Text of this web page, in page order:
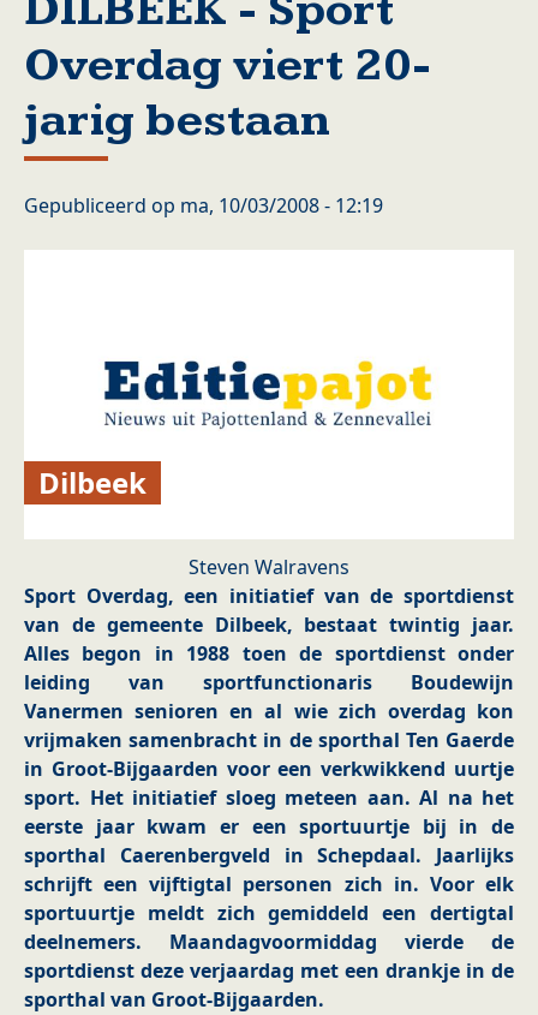
Overdag viert 20-
jarig bestaan
Gepubliceerd op ma, 10/03/2008 - 12:19
Dilbeek
Steven Walravens
Sport Overdag, een initiatief van de sportdienst
van de gemeente Dilbeek, bestaat twintig jaar.
Alles begon in 1988 toen de sportdienst onder
leiding van sportfunctionaris Boudewijn
Vanermen senioren en al wie zich overdag kon
vrijmaken samenbracht in de sporthal Ten Gaerde
in Groot-Bijgaarden voor een verkwikkend uurtje
sport. Het initiatief sloeg meteen aan. Al na het
eerste jaar kwam er een sportuurtje bij in de
sporthal Caerenbergveld in Schepdaal. Jaarlijks
schrijft een vijftigtal personen zich in. Voor elk
sportuurtje meldt zich gemiddeld een dertigtal
deelnemers. Maandagvoormiddag vierde de
sportdienst deze verjaardag met een drankje in de
sporthal van Groot-Bijgaarden.